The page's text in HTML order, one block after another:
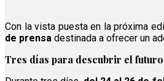
Con la vista puesta en la próxima
de prensa destinada a ofrecer un
Tres días para descubrir el